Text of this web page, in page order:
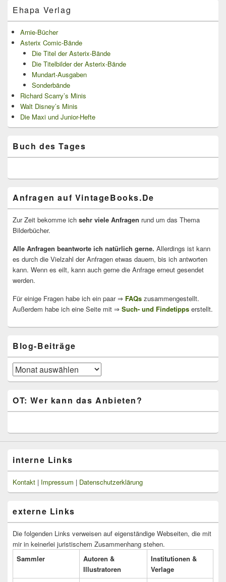
Ehapa Verlag
Arnie-Bücher
Asterix Comic-Bände
Die Titel der Asterix-Bände
Die Titelbilder der Asterix-Bände
Mundart-Ausgaben
Sonderbände
Richard Scarry’s Minis
Walt Disney’s Minis
Die Maxi und Junior-Hefte
Buch des Tages
Anfragen auf VintageBooks.De
Zur Zeit bekomme ich sehr viele Anfragen rund um das Thema
Bilderbücher.
Alle Anfragen beantworte ich natürlich gerne. Allerdings ist kann
es durch die Vielzahl der Anfragen etwas dauern, bis ich antworten
kann. Wenn es eilt, kann auch gerne die Anfrage erneut gesendet
werden.
Für einige Fragen habe ich ein paar ⇒ FAQs zusammengestellt.
Außerdem habe ich eine Seite mit ⇒ Such- und Findetipps erstellt.
Blog-Beiträge
Blog-
Beiträge
OT: Wer kann das Anbieten?
interne Links
Kontakt | Impressum | Datenschutzerklärung
externe Links
Die folgenden Links verweisen auf eigenständige Webseiten, die mit
mir in keinerlei juristischem Zusammenhang stehen.
Sammler
Autoren &
Illustratoren
Institutionen &
Verlage